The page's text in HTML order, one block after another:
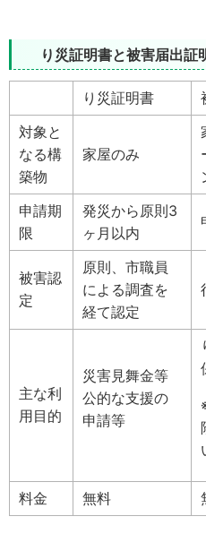
り災証明書と被害届出証
り災証明書
対象と
なる構
築物
家屋のみ
申請期
限
発災から原則3
ヶ月以内
被害認
定
原則、市職員
による調査を
経て認定
主な利
用目的
災害見舞金等
公的な支援の
申請等
料金 無料